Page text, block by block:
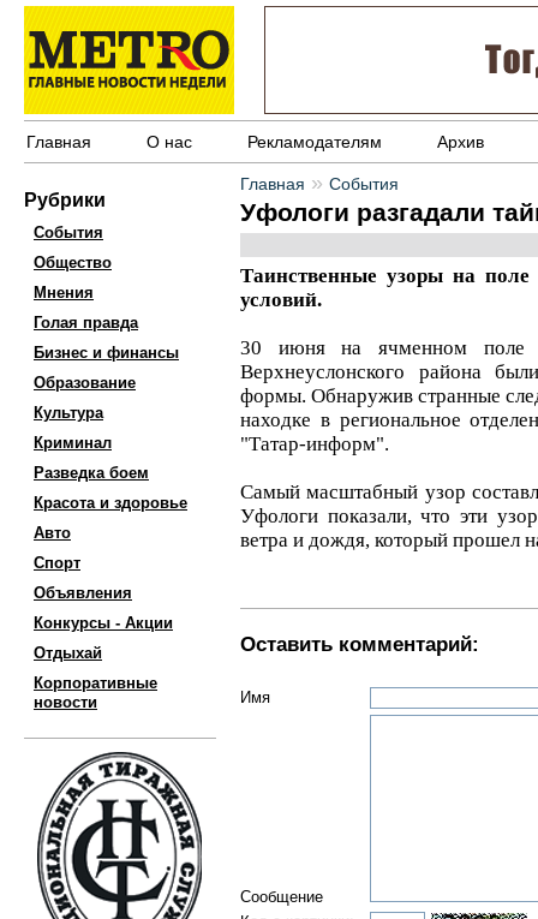
Главная О нас Рекламодателям Архив
Рубрики
События
Общество
Мнения
Голая правда
Бизнес и финансы
Образование
Культура
Криминал
Разведка боем
Красота и здоровье
Авто
Спорт
Объявления
Конкурсы - Акции
Отдыхай
Корпоративные
новости
Главная » События
Уфологи разгадали
Таинственные узоры на
условий.
30 июня на ячменном поле
Верхнеуслонского района
формы. Обнаружив странные
находке в региональное
"Татар-информ".
Самый масштабный узор
Уфологи показали, что эти
ветра и дождя, который прошел
Оставить комментарий:
Имя
Сообщение